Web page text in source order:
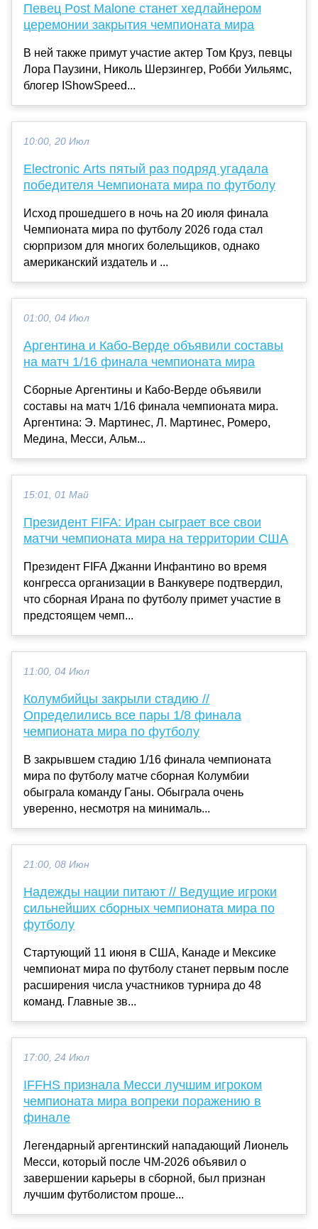
Певец Post Malone станет хедлайнером
церемонии закрытия чемпионата мира
В ней также примут участие актер Том Круз, певцы
Лора Паузини, Николь Шерзингер, Робби Уильямс,
блогер IShowSpeed...
10:00, 20 Июл
Electronic Arts пятый раз подряд угадала
победителя Чемпионата мира по футболу
Исход прошедшего в ночь на 20 июля финала
Чемпионата мира по футболу 2026 года стал
сюрпризом для многих болельщиков, однако
американский издатель и ...
01:00, 04 Июл
Аргентина и Кабо-Верде объявили составы
на матч 1/16 финала чемпионата мира
Сборные Аргентины и Кабо-Верде объявили
составы на матч 1/16 финала чемпионата мира.
Аргентина: Э. Мартинес, Л. Мартинес, Ромеро,
Медина, Месси, Альм...
15:01, 01 Май
Президент FIFA: Иран сыграет все свои
матчи чемпионата мира на территории США
Президент FIFA Джанни Инфантино во время
конгресса организации в Ванкувере подтвердил,
что сборная Ирана по футболу примет участие в
предстоящем чемп...
11:00, 04 Июл
Колумбийцы закрыли стадию //
Определились все пары 1/8 финала
чемпионата мира по футболу
В закрывшем стадию 1/16 финала чемпионата
мира по футболу матче сборная Колумбии
обыграла команду Ганы. Обыграла очень
уверенно, несмотря на минималь...
21:00, 08 Июн
Надежды нации питают // Ведущие игроки
сильнейших сборных чемпионата мира по
футболу
Стартующий 11 июня в США, Канаде и Мексике
чемпионат мира по футболу станет первым после
расширения числа участников турнира до 48
команд. Главные зв...
17:00, 24 Июл
IFFHS признала Месси лучшим игроком
чемпионата мира вопреки поражению в
финале
Легендарный аргентинский нападающий Лионель
Месси, который после ЧМ-2026 объявил о
завершении карьеры в сборной, был признан
лучшим футболистом проше...